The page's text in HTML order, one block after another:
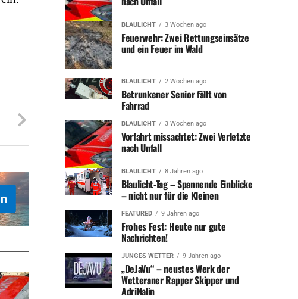
BLAULICHT 3 Wochen ago
Feuerwehr: Zwei Rettungseinsätze
und ein Feuer im Wald
BLAULICHT 2 Wochen ago
Betrunkener Senior fällt von
Fahrrad
BLAULICHT 3 Wochen ago
Vorfahrt missachtet: Zwei Verletzte
nach Unfall
BLAULICHT 8 Jahren ago
Blaulicht-Tag – Spannende Einblicke
– nicht nur für die Kleinen
FEATURED 9 Jahren ago
Frohes Fest: Heute nur gute
Nachrichten!
JUNGES WETTER 9 Jahren ago
„DeJaVu“ – neustes Werk der
Wetteraner Rapper Skipper und
AdriNalin